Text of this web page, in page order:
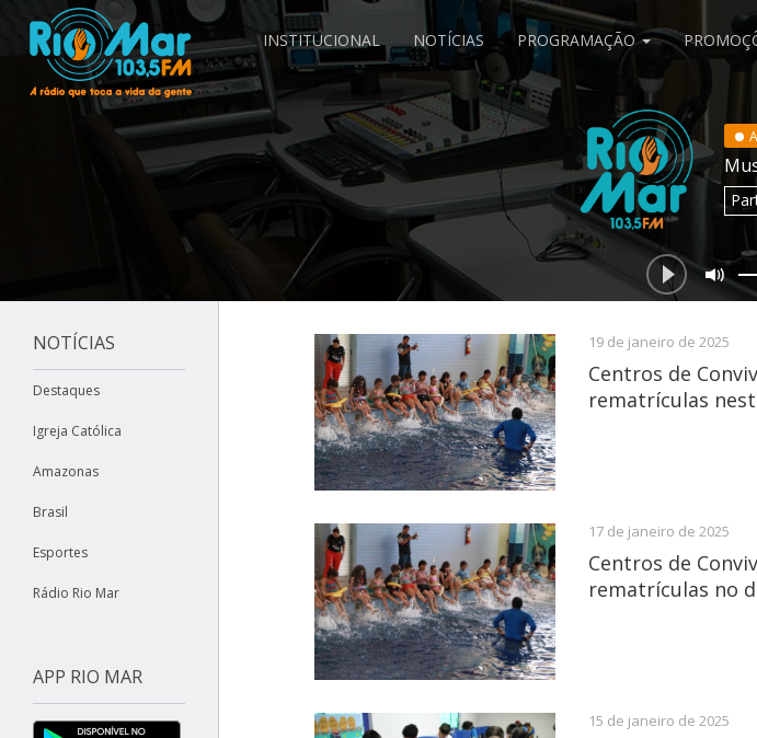
INSTITUCIONAL NOTÍCIAS PROGRAMAÇÃO
NOTÍCIAS
Destaques
Igreja Católica
Amazonas
Brasil
Esportes
Rádio Rio Mar
APP RIO MAR
19 de janeiro de 2025
Centros de
rematrículas
17 de janeiro de 2025
Centros de
rematrículas no
15 de janeiro de 2025